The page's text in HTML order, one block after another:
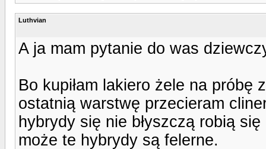
Luthvian
A ja mam pytanie do was
Bo kupiłam lakiero żele na
ostatnią warstwę przecieram
hybrydy się nie błyszczą robią
może te hybrydy są felerne.